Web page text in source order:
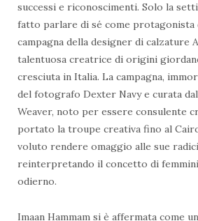
successi e riconoscimenti. Solo la
fatto parlare di sé come protagonista
campagna della designer di calzature
talentuosa creatrice di origini
cresciuta in Italia. La campagna,
del fotografo Dexter Navy e curata
Weaver, noto per essere consulente
portato la troupe creativa fino al
voluto rendere omaggio alle sue
reinterpretando il concetto di
odierno.
Imaan Hammam si è affermata come